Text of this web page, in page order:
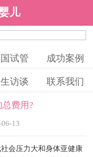
儿
试管 成功案例
生访谈 联系我们
费用?
13
会压力大和身体亚健康